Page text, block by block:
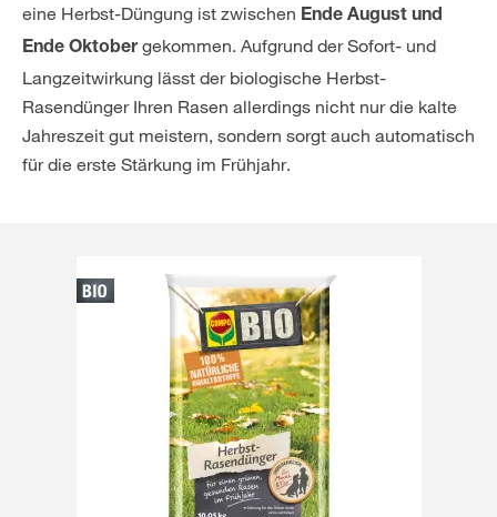
eine Herbst-Düngung ist zwischen Ende August und
Ende Oktobergekommen. Aufgrund der Sofort- und
Langzeitwirkung lässt der biologische Herbst-
Rasendünger Ihren Rasen allerdings nicht nur die kalte
Jahreszeit gut meistern, sondern sorgt auch automatisch
für die erste Stärkung im Frühjahr.